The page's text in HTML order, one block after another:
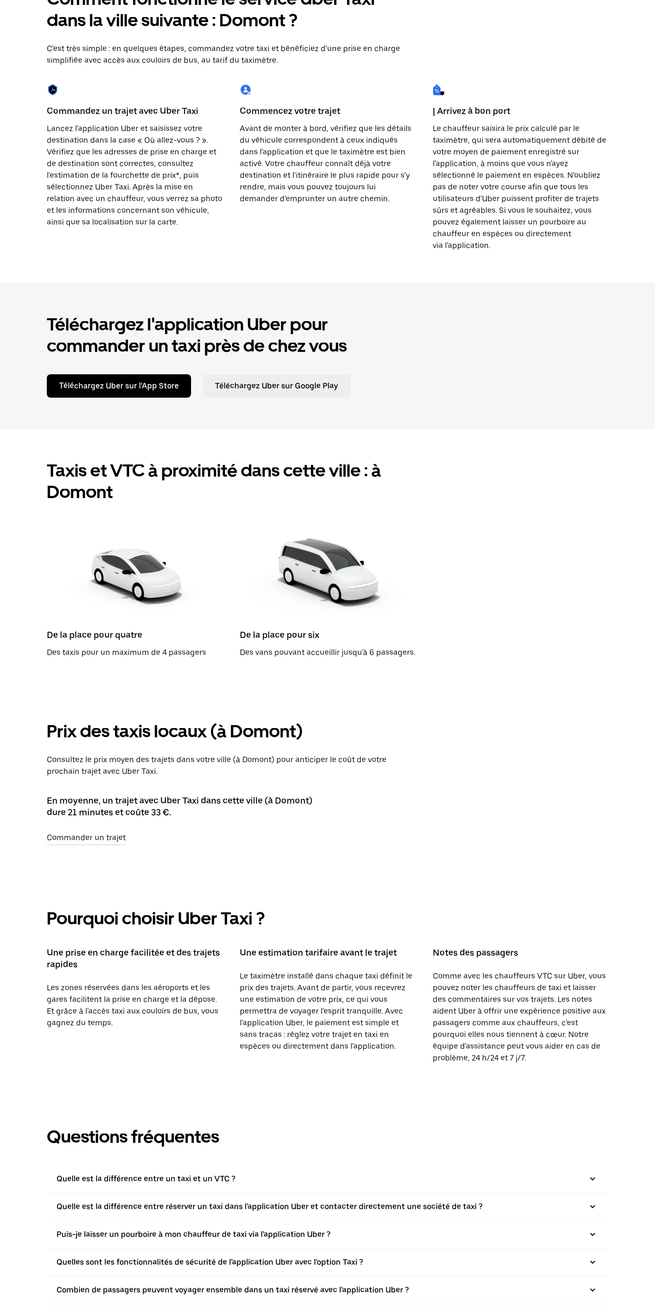
le
et
date.
Appuyez
sur
touche
Échap
fermer
calendrier.
dans la ville suivante : Domont ?
C'est très simple : en quelques étapes, commandez votre taxi et bénéficiez d'une prise en charge
simplifiée avec accès aux couloirs de bus, au tarif du taximètre.
Commandez un trajet avec Uber Taxi
Lancez l'application Uber et saisissez votre
destination dans la case « Où allez-vous ? ».
Vérifiez que les adresses de prise en charge et
de destination sont correctes, consultez
l'estimation de la fourchette de prix*, puis
sélectionnez Uber Taxi. Après la mise en
relation avec un chauffeur, vous verrez sa photo
et les informations concernant son véhicule,
ainsi que sa localisation sur la carte.
Commencez votre trajet
Avant de monter à bord, vérifiez que les détails
du véhicule correspondent à ceux indiqués
dans l'application et que le taximètre est bien
activé. Votre chauffeur connaît déjà votre
destination et l'itinéraire le plus rapide pour s'y
rendre, mais vous pouvez toujours lui
demander d'emprunter un autre chemin.
| Arrivez à bon port
Le chauffeur saisira le prix calculé par le
taximètre, qui sera automatiquement débité de
votre moyen de paiement enregistré sur
l'application, à moins que vous n'ayez
sélectionné le paiement en espèces. N'oubliez
pas de noter votre course afin que tous les
utilisateurs d'Uber puissent profiter de trajets
sûrs et agréables. Si vous le souhaitez, vous
pouvez également laisser un pourboire au
chauffeur en espèces ou directement
via l'application.
Téléchargez l'application Uber pour
commander un taxi près de chez vous
Téléchargez Uber sur l'App Store Téléchargez Uber sur Google Play
Taxis et VTC à proximité dans cette ville : à
Domont
De la place pour quatre
Des taxis pour un maximum de 4 passagers
De la place pour six
Des vans pouvant accueillir jusqu'à 6 passagers.
Prix des taxis locaux (à Domont)
Consultez le prix moyen des trajets dans votre ville (à Domont) pour anticiper le coût de votre
prochain trajet avec Uber Taxi.
En moyenne, un trajet avec Uber Taxi dans cette ville (à Domont)
dure 21 minutes et coûte 33 €.
Commander un trajet
Pourquoi choisir Uber Taxi ?
Une prise en charge facilitée et des trajets
rapides
Les zones réservées dans les aéroports et les
gares facilitent la prise en charge et la dépose.
Et grâce à l'accès taxi aux couloirs de bus, vous
gagnez du temps.
Une estimation tarifaire avant le trajet
Le taximètre installé dans chaque taxi définit le
prix des trajets. Avant de partir, vous recevrez
une estimation de votre prix, ce qui vous
permettra de voyager l'esprit tranquille. Avec
l'application Uber, le paiement est simple et
sans tracas : réglez votre trajet en taxi en
espèces ou directement dans l'application.
Notes des passagers
Comme avec les chauffeurs VTC sur Uber, vous
pouvez noter les chauffeurs de taxi et laisser
des commentaires sur vos trajets. Les notes
aident Uber à offrir une expérience positive aux
passagers comme aux chauffeurs, c'est
pourquoi elles nous tiennent à cœur. Notre
équipe d'assistance peut vous aider en cas de
problème, 24 h/24 et 7 j/7.
Questions fréquentes
Quelle est la différence entre un taxi et un VTC ?
Quelle est la différence entre réserver un taxi dans l'application Uber et contacter directement une société de taxi ?
Puis-je laisser un pourboire à mon chauffeur de taxi via l'application Uber ?
Quelles sont les fonctionnalités de sécurité de l'application Uber avec l'option Taxi ?
Combien de passagers peuvent voyager ensemble dans un taxi réservé avec l'application Uber ?